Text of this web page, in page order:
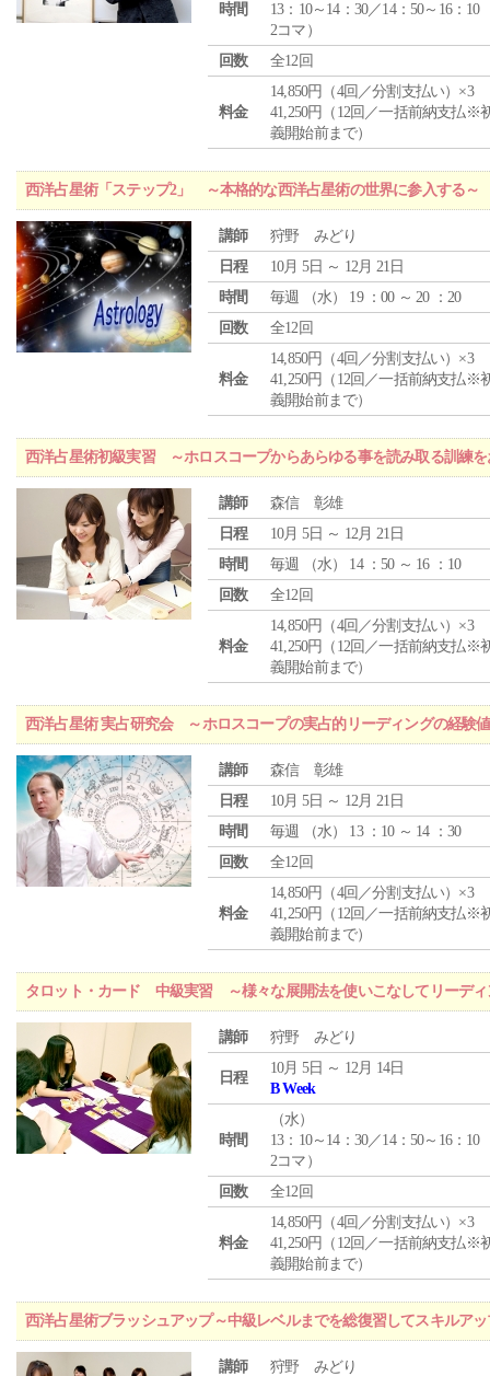
時間
13：10～14：30／14：50～16：10
2コマ）
回数
全12回
料金
14,850円（4回／分割支払い）×3
41,250円（12回／一括前納支払※
義開始前まで）
西洋占星術「ステップ2」 ～本格的な西洋占星術の世界に参入する～
講師
狩野 みどり
日程
10月 5日 ～ 12月 21日
時間
毎週 （水） 19 ：00 ～ 20 ：20
回数
全12回
料金
14,850円（4回／分割支払い）×3
41,250円（12回／一括前納支払※
義開始前まで）
西洋占星術初級実習 ～ホロスコープからあらゆる事を読み取る訓練を
講師
森信 彰雄
日程
10月 5日 ～ 12月 21日
時間
毎週 （水） 14 ：50 ～ 16 ：10
回数
全12回
料金
14,850円（4回／分割支払い）×3
41,250円（12回／一括前納支払※
義開始前まで）
西洋占星術 実占研究会 ～ホロスコープの実占的リーディングの経験
講師
森信 彰雄
日程
10月 5日 ～ 12月 21日
時間
毎週 （水） 13 ：10 ～ 14 ：30
回数
全12回
料金
14,850円（4回／分割支払い）×3
41,250円（12回／一括前納支払※
義開始前まで）
タロット・カード 中級実習 ～様々な展開法を使いこなしてリーディ
講師 狩野 みどり
日程
10月 5日 ～ 12月 14日
B Week
時間
（水）
13：10～14：30／14：50～16：10
2コマ）
回数
全12回
料金
14,850円（4回／分割支払い）×3
41,250円（12回／一括前納支払※
義開始前まで）
西洋占星術ブラッシュアップ～中級レベルまでを総復習してスキルア
講師 狩野 みどり